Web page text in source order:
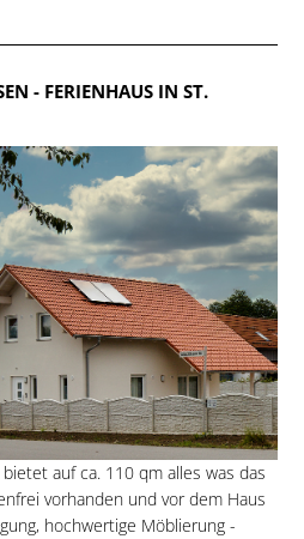
- FERIENHAUS IN ST.
auf ca. 110 qm alles was das
vorhanden und vor dem Haus
hochwertige Möblierung -